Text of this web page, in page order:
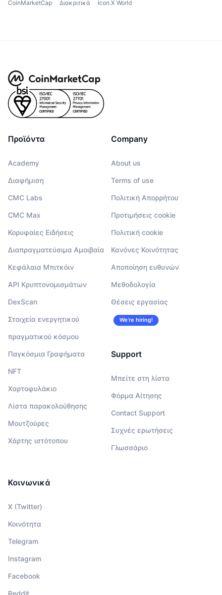
CoinMarketCap Διακριτικά Icon.X World
Προϊόντα
Academy
Διαφήμιση
CMC Labs
CMC Max
Κορυφαίες Ειδήσεις
Διαπραγματεύσιμα Αμοιβαία
Κεφάλαια Μπιτκόιν
API Κρυπτονομισμάτων
DexScan
Στοιχεία ενεργητικού
πραγματικού κόσμου
Παγκόσμια Γραφήματα
NFT
Χαρτοφυλάκιο
Λίστα παρακολούθησης
Μουτζούρες
Χάρτης ιστότοπου
Company
About us
Terms of use
Πολιτική Απορρήτου
Προτιμήσεις cookie
Πολιτική cookie
Κανόνες Κοινότητας
Αποποίηση ευθυνών
Μεθοδολογία
Θέσεις εργασίας
We’re hiring!
Support
Μπείτε στη λίστα
Φόρμα Αίτησης
Contact Support
Συχνές ερωτήσεις
Γλωσσάριο
Κοινωνικά
X (Twitter)
Κοινότητα
Telegram
Instagram
Facebook